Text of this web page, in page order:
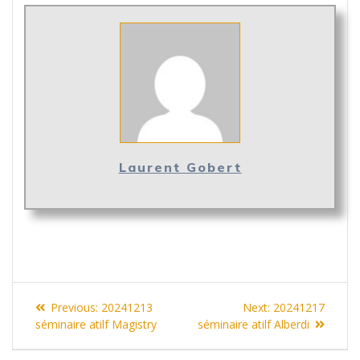
Laurent Gobert
Navigation
de
Previous: Previous
post:
20241213
séminaire atilf Magistry
Next: Next
post:
20241217
séminaire atilf Alberdi